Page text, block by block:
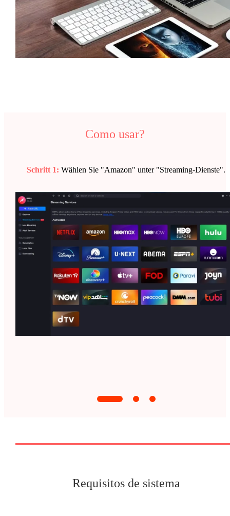
Como usar?
Schritt 1:Wählen Sie "Amazon" unter "Streaming-Dienste".
Requisitos de sistema